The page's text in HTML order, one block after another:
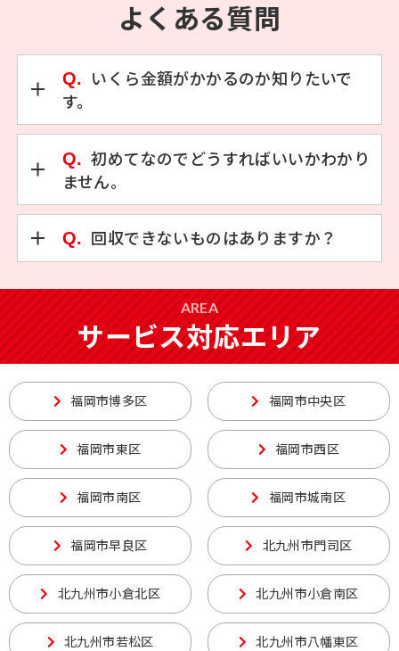
よくある質問
Q. いくら金額がかかるのか知りたいで
す。
Q. 初めてなのでどうすればいいかわかり
ません。
Q. 回収できないものはありますか？
AREA
サービス対応エリア
福岡市博多区 福岡市中央区
福岡市東区 福岡市西区
福岡市南区 福岡市城南区
福岡市早良区 北九州市門司区
北九州市小倉北区 北九州市小倉南区
北九州市若松区 北九州市八幡東区